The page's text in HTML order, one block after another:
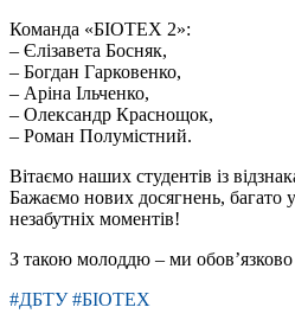
Команда «БІОТЕХ 2»:
– Єлізавета Босняк,
– Богдан Гарковенко,
– Аріна Ільченко,
– Олександр Краснощок,
– Роман Полумістний.
Вітаємо наших студентів із
Бажаємо нових досягнень, багато
незабутніх моментів!
З такою молоддю – ми
#ДБТУ #БІОТЕХ